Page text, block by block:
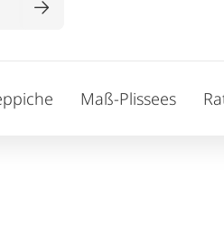
Maß-Plissees